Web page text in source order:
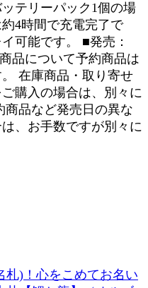
テリーパック1個の場
4時間で充電完了で
可能です。 ■発売：
品について予約商品は
在庫商品・取り寄せ
購入の場合は、別々に
品など発売日の異な
、お手数ですが別々に
札)！心をこめてお名い